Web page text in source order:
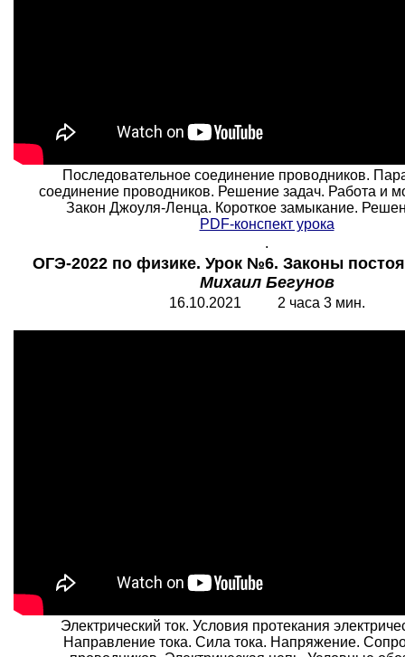
Последовательное соединение проводников.
соединение проводников. Решение задач. Работа и
Закон Джоуля-Ленца. Короткое замыкание.
PDF-конспект урока
.
ОГЭ-2022 по физике. Урок №6. Законы
Михаил Бегунов
16.10.2021 2 часа 3 мин.
Электрический ток. Условия протекания
Направление тока. Сила тока. Напряжение.